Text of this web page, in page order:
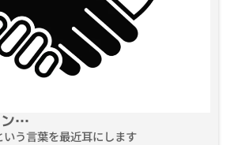
ン…
う言葉を最近耳にします